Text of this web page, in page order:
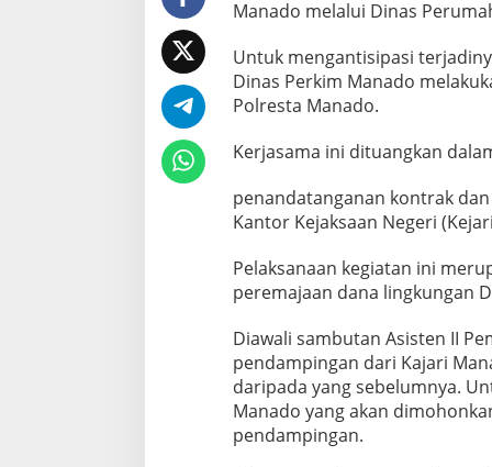
e
S
t
r
a
e
g
s
D
e
a
Manado melalui Dinas
Untuk mengantisipasi
Dinas Perkim Manado
Polresta Manado.
Kerjasama ini dituangkan
penandatanganan kontrak
Kantor Kejaksaan Negeri
Pelaksanaan kegiatan ini
peremajaan dana lingkungan
Diawali sambutan Asisten II
pendampingan dari Kajari
daripada yang sebelumnya.
Manado yang akan
pendampingan.